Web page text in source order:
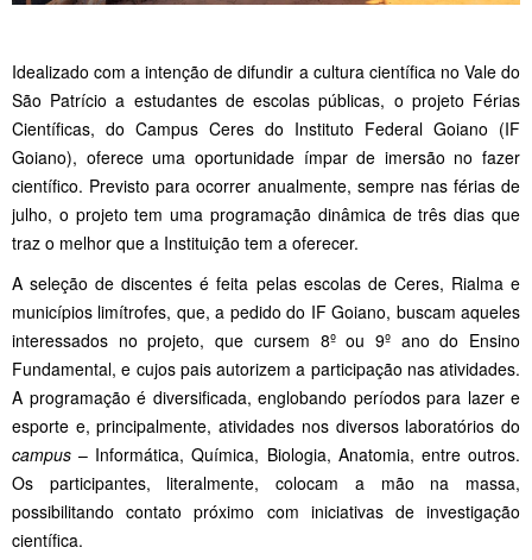
Idealizado com a intenção de difundir a cultura científica no Vale do
São Patrício a estudantes de escolas públicas, o projeto Férias
Científicas, do Campus Ceres do Instituto Federal Goiano (IF
Goiano), oferece uma oportunidade ímpar de imersão no fazer
científico. Previsto para ocorrer anualmente, sempre nas férias de
julho, o projeto tem uma programação dinâmica de três dias que
traz o melhor que a Instituição tem a oferecer.
A seleção de discentes é feita pelas escolas de Ceres, Rialma e
municípios limítrofes, que, a pedido do IF Goiano, buscam aqueles
interessados no projeto, que cursem 8º ou 9º ano do Ensino
Fundamental, e cujos pais autorizem a participação nas atividades.
A programação é diversificada, englobando períodos para lazer e
esporte e, principalmente, atividades nos diversos laboratórios do
campus – Informática, Química, Biologia, Anatomia, entre outros.
Os participantes, literalmente, colocam a mão na massa,
possibilitando contato próximo com iniciativas de investigação
científica.